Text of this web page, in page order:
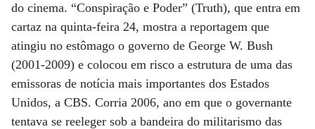
do cinema. “Conspiração e Poder” (Truth), que entra em
cartaz na quinta-feira 24, mostra a reportagem que
atingiu no estômago o governo de George W. Bush
(2001-2009) e colocou em risco a estrutura de uma das
emissoras de notícia mais importantes dos Estados
Unidos, a CBS. Corria 2006, ano em que o governante
tentava se reeleger sob a bandeira do militarismo das